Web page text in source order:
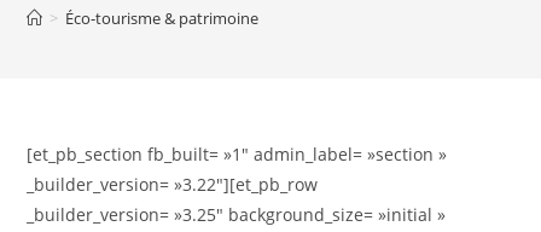
> Éco-tourisme & patrimoine
[et_pb_section fb_built= »1″ admin_label= »section »
_builder_version= »3.22″][et_pb_row
_builder_version= »3.25″ background_size= »initial »